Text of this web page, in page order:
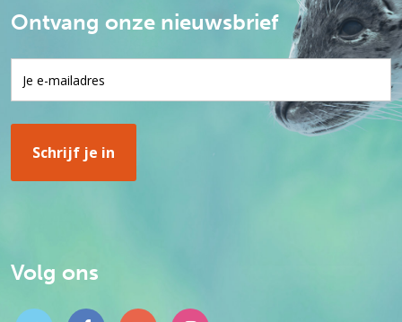
Ontvang onze nieuwsbrief
Volg ons